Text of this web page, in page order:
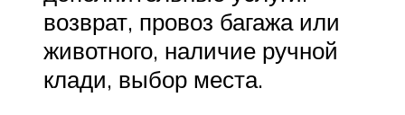
возврат, провоз багажа или
животного, наличие ручной
клади, выбор места.